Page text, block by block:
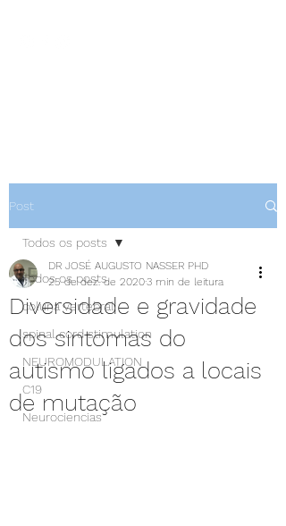
Post
Todos os posts
coluna vertebral
spinal cord stimulation
NEUROMODULATION
C19
Neurociencias
Todos os posts
Diversidade e gravidade
dos sintomas do
autismo ligados a locais
de mutação
DR JOSÉ AUGUSTO NASSER PHD
25 de dez. de 20203 min de leitura